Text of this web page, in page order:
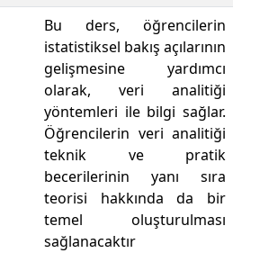
Bu ders, öğrencilerin
istatistiksel bakış açılarının
gelişmesine yardımcı
olarak, veri analitiği
yöntemleri ile bilgi sağlar.
Öğrencilerin veri analitiği
teknik ve pratik
becerilerinin yanı sıra
teorisi hakkında da bir
temel oluşturulması
sağlanacaktır